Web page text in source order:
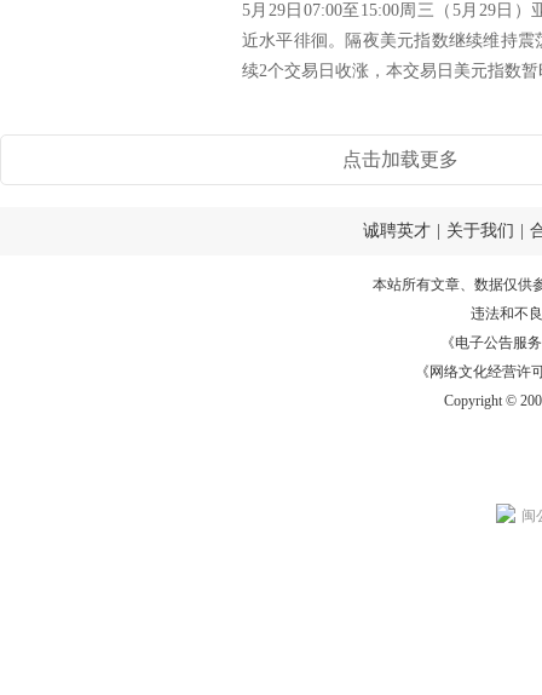
5月29日07:00至15:00周三（5月29日
近水平徘徊。隔夜美元指数继续维持震
续2个交易日收涨，本交易日美元指数
点击加载更多
诚聘英才 关于我们
本站所有文章、数据仅供
违法和不
《电子公告服务
《网络文化经营许
Copyright ©
闽